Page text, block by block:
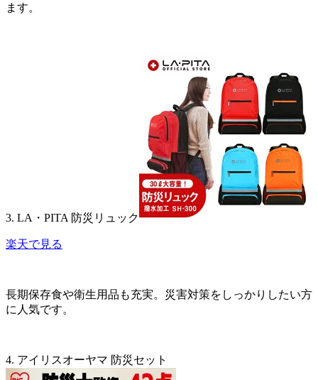
ます。
3. LA・PITA 防災リュック
楽天で見る
長期保存食や衛生用品も充実。災害対策をしっかりしたい方
に人気です。
4. アイリスオーヤマ 防災セット